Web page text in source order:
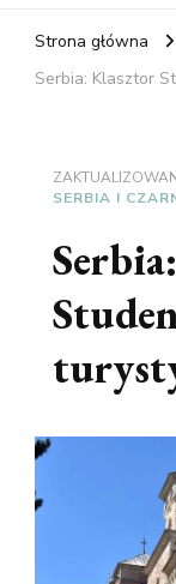
Strona główna
Serbia: Klasztor
SERBIA I